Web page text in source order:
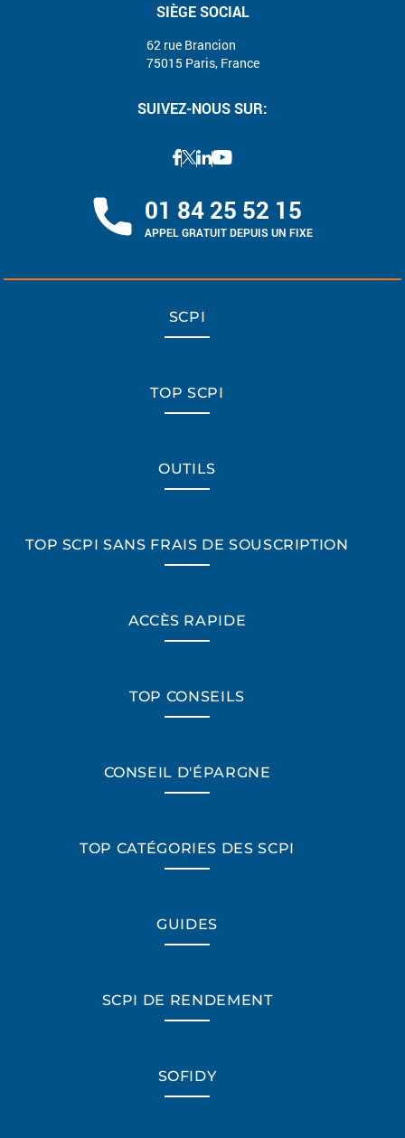
SIÈGE SOCIAL
62 rue Brancion
75015 Paris, France
SUIVEZ-NOUS SUR:
01 84 25 52 15
APPEL GRATUIT DEPUIS UN FIXE
SCPI
TOP SCPI
OUTILS
TOP SCPI SANS FRAIS DE SOUSCRIPTION
ACCÈS RAPIDE
TOP CONSEILS
CONSEIL D'ÉPARGNE
TOP CATÉGORIES DES SCPI
GUIDES
SCPI DE RENDEMENT
SOFIDY